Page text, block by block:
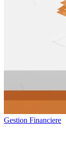
Gestion Financiere